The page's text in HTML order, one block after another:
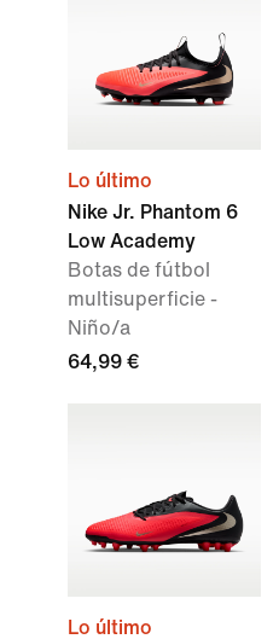
Lo último
Nike Jr. Phantom 6
Low Academy
Botas de fútbol
multisuperficie -
Niño/a
64,99 €
Lo último